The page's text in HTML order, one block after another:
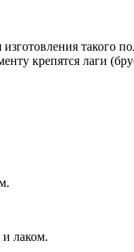
такого
крепятся лаги
и лаком.